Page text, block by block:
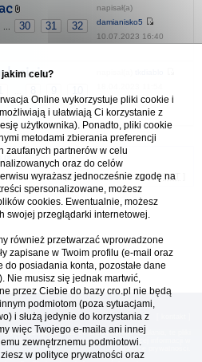
... 30 31 32
napisał(a)
damianisko5
10.07.2023 16:40
UTC + 1 (Polska - czas zimowy) [ DST
[reklama ] [
cookies do prawidłowego działania, te pliki
ułatwiające korzystanie z serwisu; więcej informacji w
celu?
Online wykorzystuje pliki cookie i
i ułatwiają Ci korzystanie z
użytkownika). Ponadto, pliki cookie
metodami zbierania preferencji
zaufanych partnerów w celu
oraz do celów
wyrażasz jednocześnie zgodę na
spersonalizowane, możesz
cookies. Ewentualnie, możesz
swojej przeglądarki internetowej.
również przetwarzać wprowadzone
zapisane w Twoim profilu (e-mail oraz
posiadania konta, pozostałe dane
Nie musisz się jednak martwić,
przez Ciebie do bazy cro.pl nie będą
podmiotom (poza sytuacjami,
i służą jedynie do korzystania z
więc Twojego e-maila ani innej
zewnętrznemu podmiotowi.
w polityce prywatności oraz